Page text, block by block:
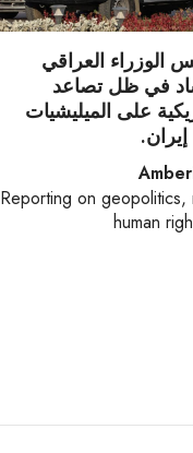
الوزراء العراقي
في ظل تصاعد
على الميليشيات
Reporting on geopolitics,
human